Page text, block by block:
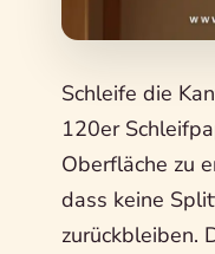
Schleife die
120er
Oberfläche zu
dass keine
zurückbleiben.